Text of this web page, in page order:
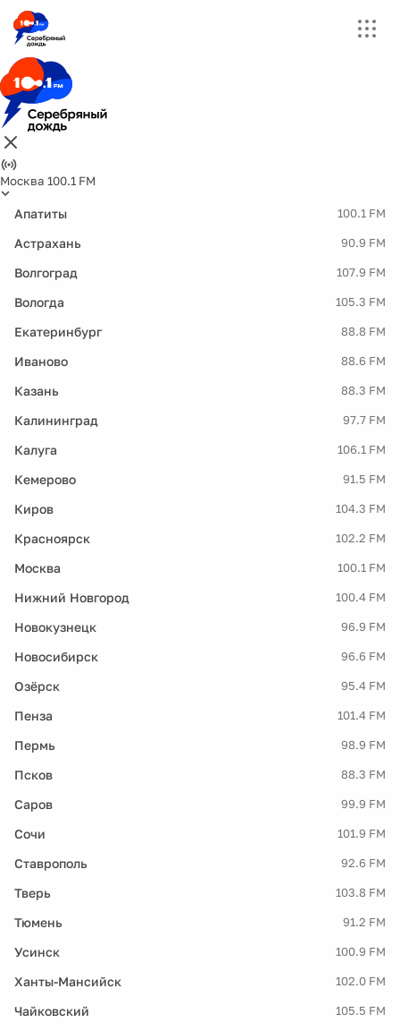
Москва 100.1 FM
Апатиты 100.1 FM
Астрахань 90.9 FM
Волгоград 107.9 FM
Вологда 105.3 FM
Екатеринбург 88.8 FM
Иваново 88.6 FM
Казань 88.3 FM
Калининград 97.7 FM
Калуга 106.1 FM
Кемерово 91.5 FM
Киров 104.3 FM
Красноярск 102.2 FM
Москва 100.1 FM
Нижний Новгород 100.4 FM
Новокузнецк 96.9 FM
Новосибирск 96.6 FM
Озёрск 95.4 FM
Пенза 101.4 FM
Пермь 98.9 FM
Псков 88.3 FM
Саров 99.9 FM
Сочи 101.9 FM
Ставрополь 92.6 FM
Тверь 103.8 FM
Тюмень 91.2 FM
Усинск 100.9 FM
Ханты-Мансийск 102.0 FM
Чайковский 105.5 FM